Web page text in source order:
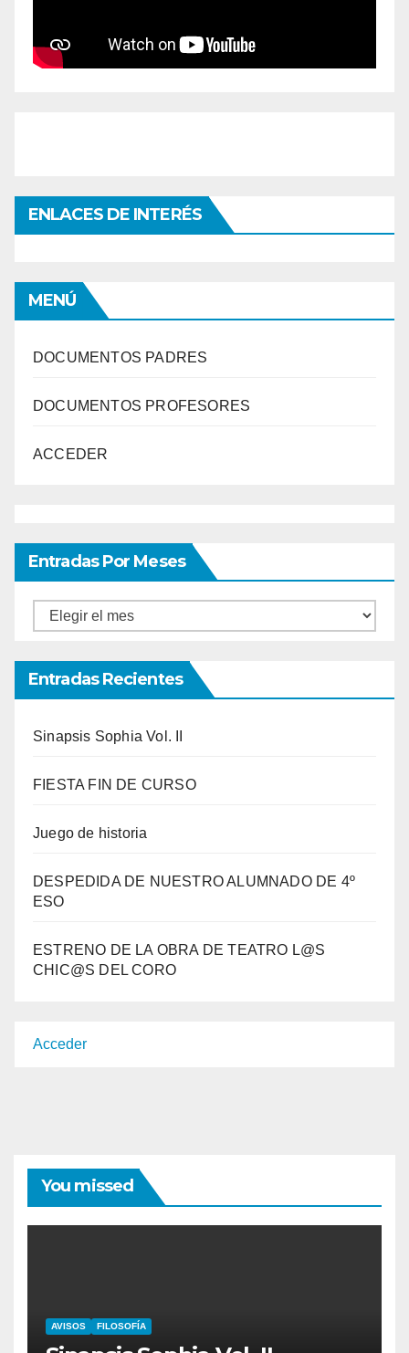
ENLACES DE INTERÉS
MENÚ
DOCUMENTOS PADRES
DOCUMENTOS PROFESORES
ACCEDER
Entradas Por Meses
Entradas
Entradas Recientes
Sinapsis Sophia Vol. II
FIESTA FIN DE CURSO
Juego de historia
DESPEDIDA DE NUESTRO ALUMNADO DE 4º
ESO
ESTRENO DE LA OBRA DE TEATRO L@S
CHIC@S DEL CORO
Acceder
You missed
AVISOS FILOSOFÍA